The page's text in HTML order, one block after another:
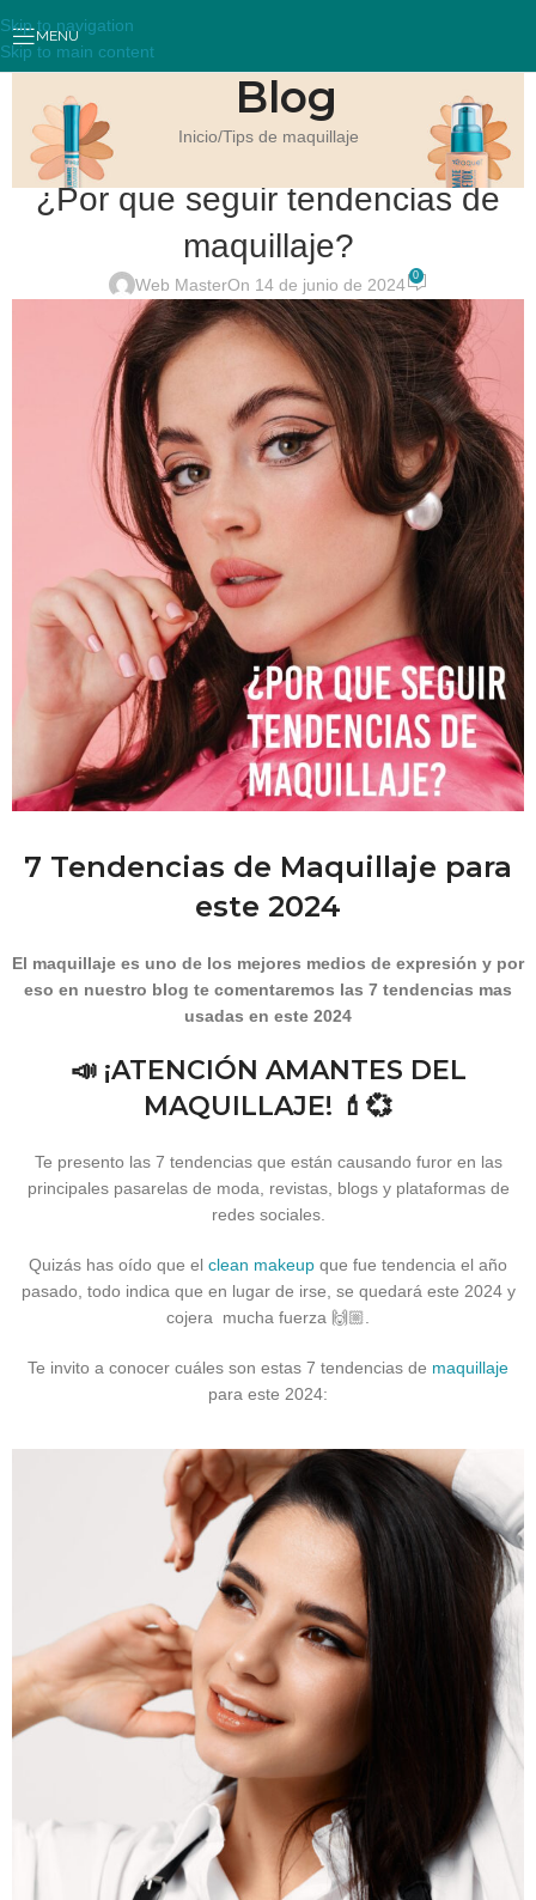
Skip to navigation
Skip to main content
MENU
Blog
Inicio Tips de maquillaje
¿Por que seguir tendencias de
maquillaje?
Web MasterOn 14 de junio de 2024 0
7 Tendencias de Maquillaje para
este 2024
El maquillaje es uno de los mejores medios de expresión y por
eso en nuestro blog te comentaremos las 7 tendencias mas
usadas en este 2024
📣¡ATENCIÓN AMANTES DEL
MAQUILLAJE! 💄💞
Te presento las 7 tendencias que están causando furor en las
principales pasarelas de moda, revistas, blogs y plataformas de
redes sociales.
Quizás has oído que el clean makeup que fue tendencia el año
pasado, todo indica que en lugar de irse, se quedará este 2024 y
cojera mucha fuerza 🙌🏼.
Te invito a conocer cuáles son estas 7 tendencias de maquillaje
para este 2024: